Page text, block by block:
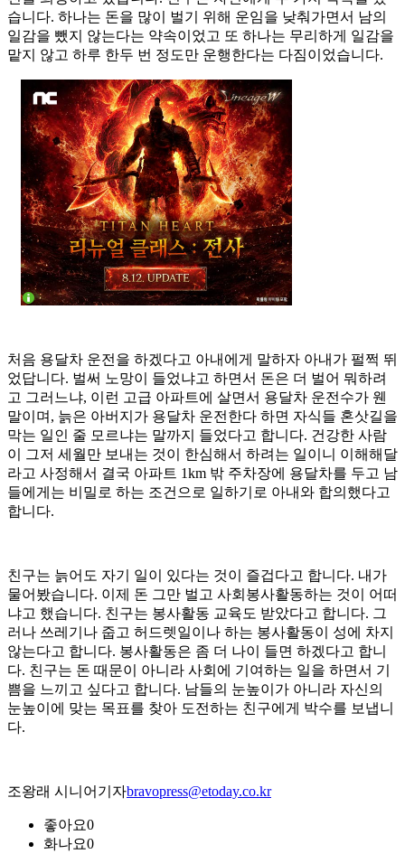
습니다. 하나는 돈을 많이 벌기 위해 운임을 낮춰가면서 남의
일감을 뺐지 않는다는 약속이었고 또 하나는 무리하게 일감을
맡지 않고 하루 한두 번 정도만 운행한다는 다짐이었습니다.
처음 용달차 운전을 하겠다고 아내에게 말하자 아내가 펄쩍 뛰
었답니다. 벌써 노망이 들었냐고 하면서 돈은 더 벌어 뭐하려
고 그러느냐, 이런 고급 아파트에 살면서 용달차 운전수가 웬
말이며, 늙은 아버지가 용달차 운전한다 하면 자식들 혼삿길을
막는 일인 줄 모르냐는 말까지 들었다고 합니다. 건강한 사람
이 그저 세월만 보내는 것이 한심해서 하려는 일이니 이해해달
라고 사정해서 결국 아파트 1km 밖 주차장에 용달차를 두고 남
들에게는 비밀로 하는 조건으로 일하기로 아내와 합의했다고
합니다.
친구는 늙어도 자기 일이 있다는 것이 즐겁다고 합니다. 내가
물어봤습니다. 이제 돈 그만 벌고 사회봉사활동하는 것이 어떠
냐고 했습니다. 친구는 봉사활동 교육도 받았다고 합니다. 그
러나 쓰레기나 줍고 허드렛일이나 하는 봉사활동이 성에 차지
않는다고 합니다. 봉사활동은 좀 더 나이 들면 하겠다고 합니
다. 친구는 돈 때문이 아니라 사회에 기여하는 일을 하면서 기
쁨을 느끼고 싶다고 합니다. 남들의 눈높이가 아니라 자신의
눈높이에 맞는 목표를 찾아 도전하는 친구에게 박수를 보냅니
다.
조왕래 시니어기자bravopress@etoday.co.kr
좋아요0
화나요0